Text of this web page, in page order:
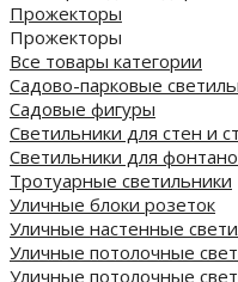
Прожекторы
Прожекторы
Все товары категории
Садово-парковые
Садовые фигуры
Светильники для стен и
Светильники для
Тротуарные светильники
Уличные блоки розеток
Уличные настенные
Уличные потолочные
Уличные потолочные